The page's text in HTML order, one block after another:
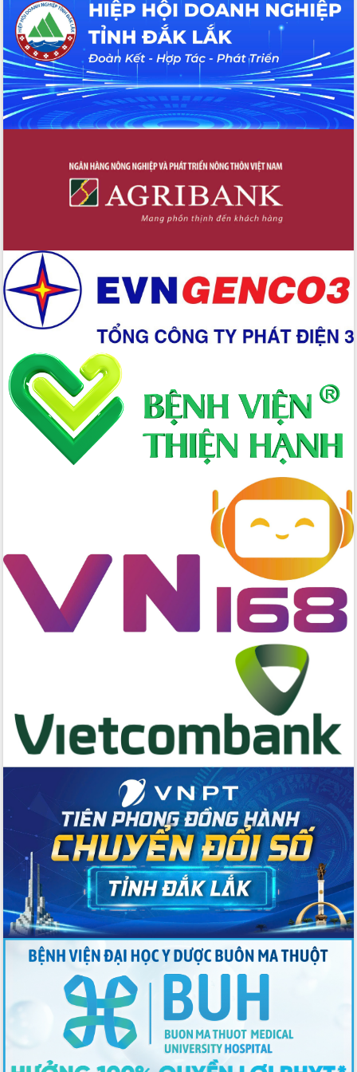
hiện nhiệm vụ quản lý tài sản công
hàng tuần
Tháo gỡ những vướng mắc, đẩy mạnh
công tác cải cách thủ tục hành chính
tại Trung tâm Phục vụ hành chính
công tỉnh
Đắk Lắk: Tôn vinh 46 giải pháp tại Hội
về phát triển nuôi trồng thủy sản
Phó Chủ tịch UBND tỉnh Đắk Lắk
Trương Công Thái kiểm tra thực địa
Dự án cao tốc Khánh Hòa - Buôn Ma
Định vị cà phê Việt Nam như một “di
sản sống” trong dòng chảy toàn cầu
Xây dựng nông thôn mới: Nâng cao đời
sống người dân từ những mô hình thiết
thực
Quyết liệt tháo gỡ vướng mắc, đẩy
nhanh tiến độ các dự án trọng điểm
trong Khu kinh tế Nam Phú Yên
Hòn Yến phát triển du lịch gắn với bảo
tồn biển
Lấy ý kiến điều chỉnh Quy hoạch tỉnh
Đắk Lắk thời kỳ 2021-2030, tầm nhìn
đến năm 2050
kinh tế từ 10% trở lên trong Quý
II/2026
Đắk Lắk ký kết thỏa thuận hợp tác về
chuyển đổi số giai đoạn 2026 – 2030
với Tập đoàn Bưu chính Viễn thông
Việt Nam
du khách thông qua Hệ thống cơ sở dữ
liệu và Bản đồ số
trong thương mại điện tử năm 2026
Đoàn đại biểu Quốc hội tỉnh Đắk Lắk
trao đổi thông tin trước Kỳ họp thứ
nhất, Quốc hội khóa XVI
Quyết liệt cải cách hành chính, khơi
thông nguồn lực phát triển
Nâng cao hiệu lực, hiệu quả HĐND
tỉnh thông qua hiện đại hóa hành chính
Xã Ea Phê gắn cải cách hành chính với
chuyển đổi số
Phó Chủ tịch Thường trực UBND tỉnh
Hồ Thị Nguyên Thảo làm việc tại Trung
tâm Phục vụ hành chính công xã Ea
Phê
Xây dựng nền hành chính số đồng
hành cùng nông dân dân, doanh nghiệp
Giai đoạn 2026-2030, Đắk Lắk phấn